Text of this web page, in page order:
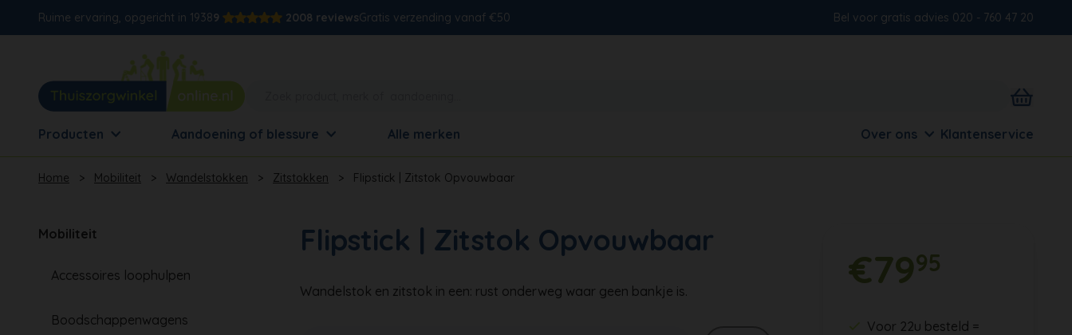
Ruime ervaring, opgericht in 19389 2008 reviewsGratis verzending vanaf €50 Bel voor gratis advies 020 - 760 47 20
Producten Aandoening of blessure Alle merken Over ons Klantenservice
Home > Mobiliteit > Wandelstokken > Zitstokken > Flipstick | Zitstok Opvouwbaar
Mobiliteit
Accessoires loophulpen
Boodschappenwagens
Flipstick | Zitstok Opvouwbaar
Wandelstok en zitstok in een: rust onderweg waar geen bankje is. €7995
Voor 22u besteld =